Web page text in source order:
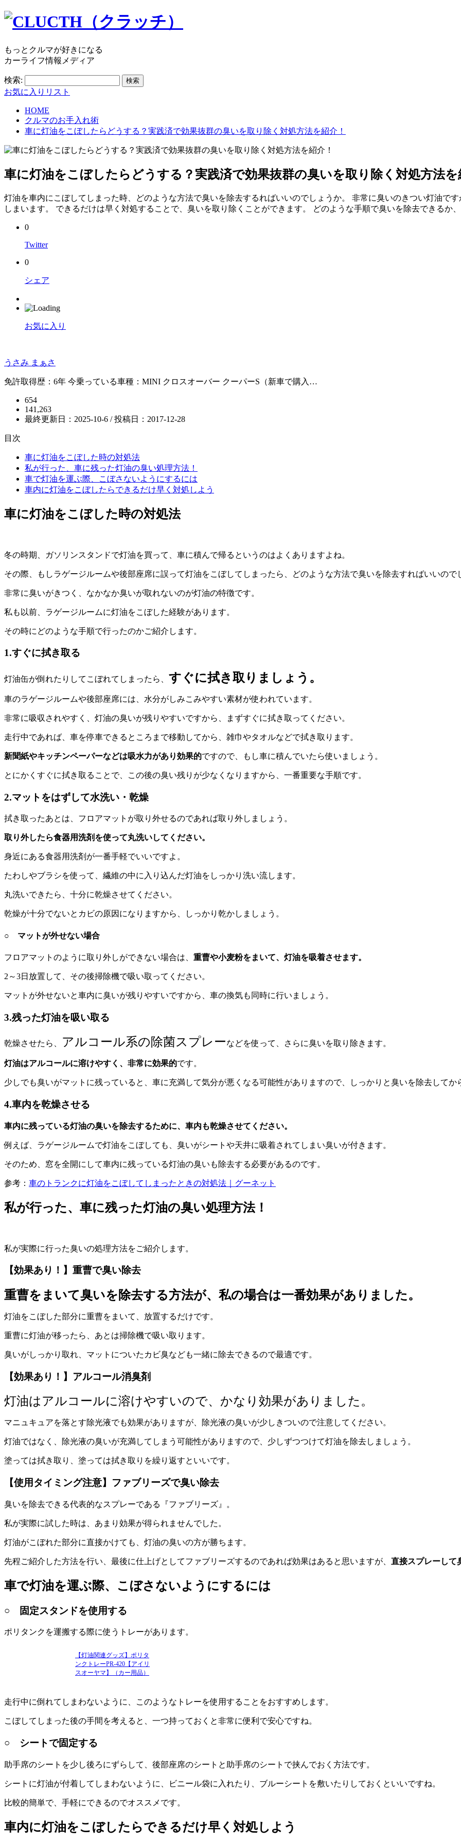
もっとクルマが好きになる
カーライフ情報メディア
検索:
お気に入りリスト
HOME
クルマのお手入れ術
車に灯油をこぼしたらどうする？実践済で効果抜群の臭いを取り除く対処方法を紹介！
車に灯油をこぼしたらどうする？実践済で効果抜群の臭いを取り除く対処方法を
灯油を車内にこぼしてしまった時、どのような方法で臭いを除去するればいいのでしょうか。 非常に臭いのきつい灯油で
しまいます。 できるだけは早く対処することで、臭いを取り除くことができます。 どのような手順で臭いを除去できるか
0
Twitter
0
シェア
お気に入り
うさみ まぁさ
免許取得歴：6年 今乗っている車種：MINI クロスオーバー クーパーS（新車で購入…
654
141,263
最終更新日：2025-10-6 / 投稿日： 2017-12-28
目次
車に灯油をこぼした時の対処法
私が行った、車に残った灯油の臭い処理方法！
車で灯油を運ぶ際、こぼさないようにするには
車内に灯油をこぼしたらできるだけ早く対処しよう
車に灯油をこぼした時の対処法
冬の時期、ガソリンスタンドで灯油を買って、車に積んで帰るというのはよくありますよね。
その際、もしラゲージルームや後部座席に誤って灯油をこぼしてしまったら、どのような方法で臭いを除去すればいいので
非常に臭いがきつく、なかなか臭いが取れないのが灯油の特徴です。
私も以前、ラゲージルームに灯油をこぼした経験があります。
その時にどのような手順で行ったのかご紹介します。
1.すぐに拭き取る
灯油缶が倒れたりしてこぼれてしまったら、 すぐに拭き取りましょう。
車のラゲージルームや後部座席には、水分がしみこみやすい素材が使われています。
非常に吸収されやすく、灯油の臭いが残りやすいですから、まずすぐに拭き取ってください。
走行中であれば、車を停車できるところまで移動してから、雑巾やタオルなどで拭き取ります。
新聞紙やキッチンペーパーなどは吸水力があり効果的ですので、もし車に積んでいたら使いましょう。
とにかくすぐに拭き取ることで、この後の臭い残りが少なくなりますから、一番重要な手順です。
2.マットをはずして水洗い・乾燥
拭き取ったあとは、フロアマットが取り外せるのであれば取り外しましょう。
取り外したら食器用洗剤を使って丸洗いしてください。
身近にある食器用洗剤が一番手軽でいいですよ。
たわしやブラシを使って、繊維の中に入り込んだ灯油をしっかり洗い流します。
丸洗いできたら、十分に乾燥させてください。
乾燥が十分でないとカビの原因になりますから、しっかり乾かしましょう。
○ マットが外せない場合
フロアマットのように取り外しができない場合は、 重曹や小麦粉をまいて、灯油を吸着させます。
2～3日放置して、その後掃除機で吸い取ってください。
マットが外せないと車内に臭いが残りやすいですから、車の換気も同時に行いましょう。
3.残った灯油を吸い取る
乾燥させたら、 アルコール系の除菌スプレーなどを使って、さらに臭いを取り除きます。
灯油はアルコールに溶けやすく、非常に効果的です。
少しでも臭いがマットに残っていると、車に充満して気分が悪くなる可能性がありますので、しっかりと臭いを除去してか
4.車内を乾燥させる
車内に残っている灯油の臭いを除去するために、車内も乾燥させてください。
例えば、ラゲージルームで灯油をこぼしても、臭いがシートや天井に吸着されてしまい臭いが付きます。
そのため、窓を全開にして車内に残っている灯油の臭いも除去する必要があるのです。
参考： 車のトランクに灯油をこぼしてしまったときの対処法｜グーネット
私が行った、車に残った灯油の臭い処理方法！
私が実際に行った臭いの処理方法をご紹介します。
【効果あり！】重曹で臭い除去
重曹をまいて臭いを除去する方法が、私の場合は一番効果がありました。
灯油をこぼした部分に重曹をまいて、放置するだけです。
重曹に灯油が移ったら、あとは掃除機で吸い取ります。
臭いがしっかり取れ、マットについたカビ臭なども一緒に除去できるので最適です。
【効果あり！】アルコール消臭剤
灯油はアルコールに溶けやすいので、かなり効果がありました。
マニュキュアを落とす除光液でも効果がありますが、除光液の臭いが少しきついので注意してください。
灯油ではなく、除光液の臭いが充満してしまう可能性がありますので、少しずつつけて灯油を除去しましょう。
塗っては拭き取り、塗っては拭き取りを繰り返すといいです。
【使用タイミング注意】ファブリーズで臭い除去
臭いを除去できる代表的なスプレーである『ファブリーズ』。
私が実際に試した時は、あまり効果が得られませんでした。
灯油がこぼれた部分に直接かけても、灯油の臭いの方が勝ちます。
先程ご紹介した方法を行い、最後に仕上げとしてファブリーズするのであれば効果はあると思いますが、 直接スプレーして
車で灯油を運ぶ際、こぼさないようにするには
○ 固定スタンドを使用する
ポリタンクを運搬する際に使うトレーがあります。
【灯油関連グッズ】ポリタ
ンクトレーPR-420【アイリ
スオーヤマ】（カー用品）
走行中に倒れてしまわないように、このようなトレーを使用することをおすすめします。
こぼしてしまった後の手間を考えると、一つ持っておくと非常に便利で安心ですね。
○ シートで固定する
助手席のシートを少し後ろにずらして、後部座席のシートと助手席のシートで挟んでおく方法です。
シートに灯油が付着してしまわないように、ビニール袋に入れたり、ブルーシートを敷いたりしておくといいですね。
比較的簡単で、手軽にできるのでオススメです。
車内に灯油をこぼしたらできるだけ早く対処しよう